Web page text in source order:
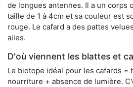
de longues antennes. Il a un corps
taille de 1 à 4cm et sa couleur est
rouge. Le cafard a des pattes
ailes.
D'où viennent les blattes et
Le biotope idéal pour les cafards =
nourriture + absence de lumière.